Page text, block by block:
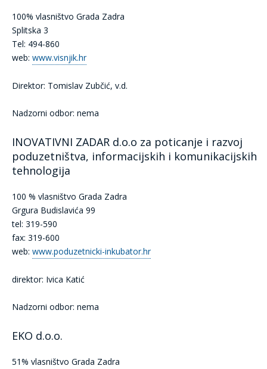
100% vlasništvo Grada Zadra
Splitska 3
Tel: 494-860
web: www.visnjik.hr
Direktor: Tomislav Zubčić, v.d.
Nadzorni odbor: nema
INOVATIVNI ZADAR d.o.o za poticanje i razvoj
poduzetništva, informacijskih i komunikacijskih
tehnologija
100 % vlasništvo Grada Zadra
Grgura Budislavića 99
tel: 319-590
fax: 319-600
web: www.poduzetnicki-inkubator.hr
direktor: Ivica Katić
Nadzorni odbor: nema
EKO d.o.o.
51% vlasništvo Grada Zadra